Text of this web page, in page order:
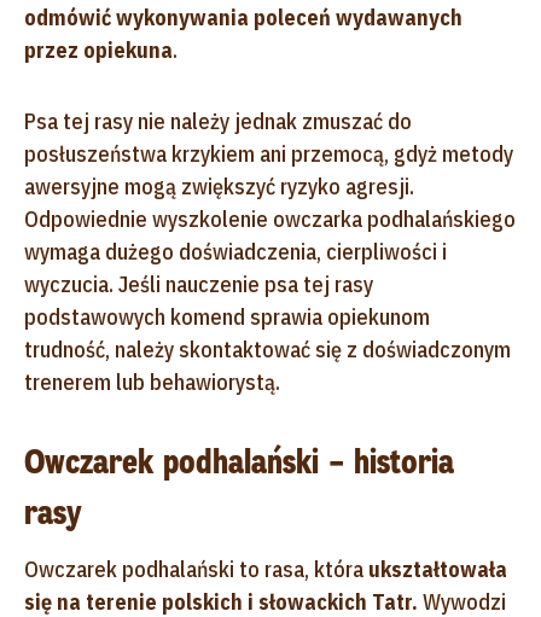
odmówić wykonywania poleceń wydawanych
przez opiekuna.
Psa tej rasy nie należy jednak zmuszać do
posłuszeństwa krzykiem ani przemocą, gdyż metody
awersyjne mogą zwiększyć ryzyko agresji.
Odpowiednie wyszkolenie owczarka podhalańskiego
wymaga dużego doświadczenia, cierpliwości i
wyczucia. Jeśli nauczenie psa tej rasy
podstawowych komend sprawia opiekunom
trudność, należy skontaktować się z doświadczonym
trenerem lub behawiorystą.
Owczarek podhalański – historia
rasy
Owczarek podhalański to rasa, która ukształtowała
się na terenie polskich i słowackich Tatr. Wywodzi